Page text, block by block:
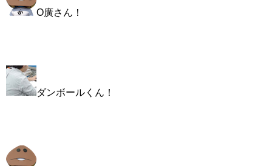
O廣さん！
ダンボールくん！